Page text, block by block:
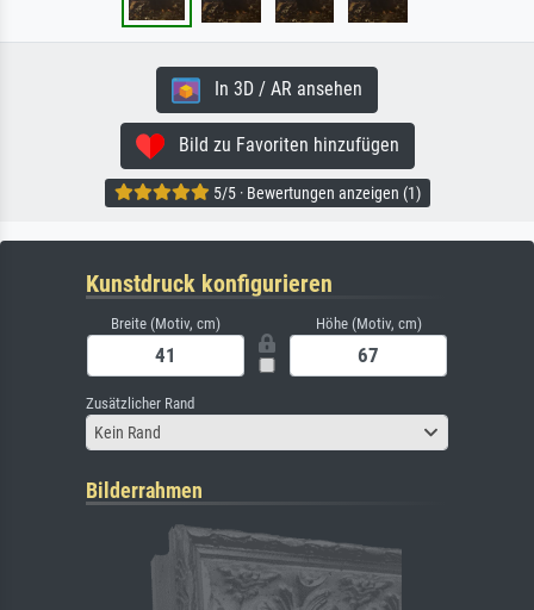
In 3D / AR ansehen
Bild zu Favoriten hinzufügen
5/5 · Bewertungen anzeigen (1)
Kunstdruck konfigurieren
Breite (Motiv, cm) Höhe (Motiv, cm)
Zusätzlicher Rand
Kein Rand
Bilderrahmen